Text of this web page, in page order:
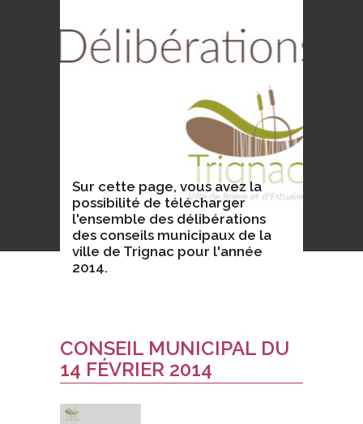
Sur cette page, vous avez la
possibilité de télécharger
l'ensemble des délibérations
des conseils municipaux de la
ville de Trignac pour l'année
2014.
CONSEIL MUNICIPAL DU
14 FÉVRIER 2014